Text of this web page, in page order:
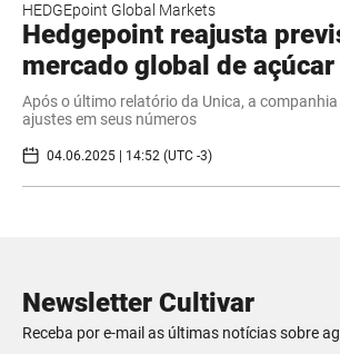
HEDGEpoint Global Markets
Hedgepoint reajusta
mercado global de açúcar
Após o último relatório da Unica, a
ajustes em seus números
04.06.2025 | 14:52 (UTC -3)
Newsletter Cultivar
Receba por e-mail as últimas notícias sobre